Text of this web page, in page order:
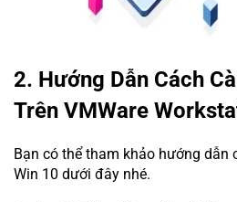
2. Hướng Dẫn Cách
Trên VMWare
Bạn có thể tham khảo hướng dẫn
Win 10 dưới đây nhé.